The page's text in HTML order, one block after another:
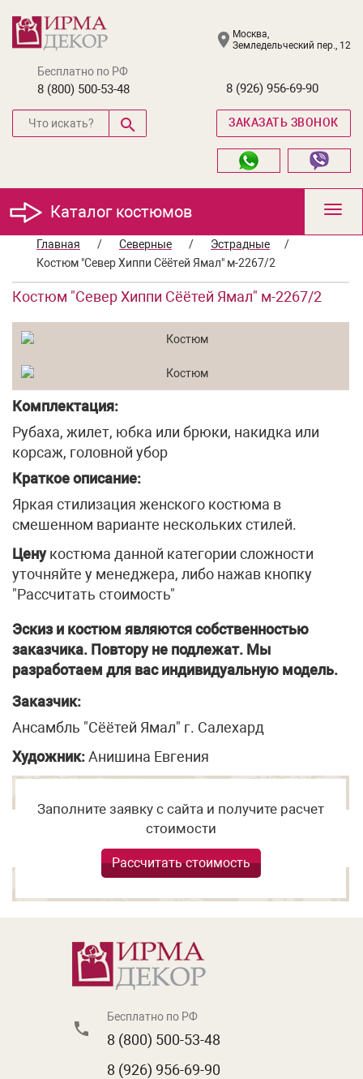
Москва,
Земледельческий пер., 12
Бесплатно по РФ
8 (800) 500-53-48 8 (926) 956-69-90
ЗАКАЗАТЬ ЗВОНОК
Каталог костюмов
Главная
/ Северные / Эстрадные
/
Костюм "Север Хиппи Сёётей Ямал" м-2267/2
Костюм "Север Хиппи Сёётей Ямал" м-2267/2
Комплектация:
Рубаха, жилет, юбка или брюки, накидка или
корсаж, головной убор
Краткое описание:
Яркая стилизация женского костюма в
смешенном варианте нескольких стилей.
Ценукостюма данной категории сложности
уточняйте у менеджера, либо нажав кнопку
"Рассчитать стоимость"
Эскиз и костюм являются собственностью
заказчика. Повтору не подлежат. Мы
разработаем для вас индивидуальную модель.
Заказчик:
Ансамбль "Сёётей Ямал" г. Салехард
Художник:Анишина Евгения
Заполните заявку с сайта и получите расчет
стоимости
Рассчитать стоимость
Бесплатно по РФ
8 (800) 500-53-48
8 (926) 956-69-90